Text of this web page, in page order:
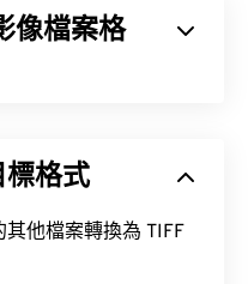
像檔案格
格式
檔案轉換為 TIFF